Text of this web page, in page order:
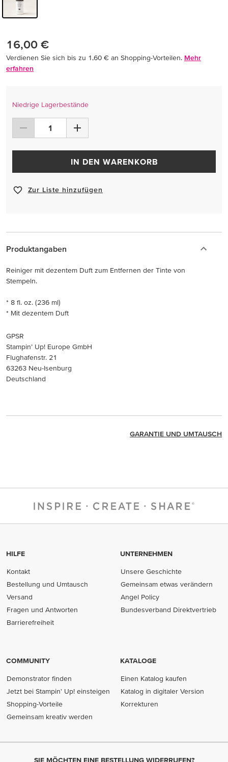
16,00 €
Verdienen Sie sich bis zu 1,60 € an Shopping-Vorteilen. Mehr
erfahren
Niedrige Lagerbestände
IN DEN WARENKORB
Zur Liste hinzufügen
Produktangaben
Reiniger mit dezentem Duft zum Entfernen der Tinte von
Stempeln.
* 8 fl. oz. (236 ml)
* Mit dezentem Duft
GPSR
Stampin’ Up! Europe GmbH
Flughafenstr. 21
63263 Neu-Isenburg
Deutschland
GARANTIE UND UMTAUSCH
HILFE
Kontakt
Bestellung und Umtausch
Versand
Fragen und Antworten
Barrierefreiheit
UNTERNEHMEN
Unsere Geschichte
Gemeinsam etwas verändern
Angel Policy
Bundesverband Direktvertrieb
COMMUNITY
Demonstrator finden
Jetzt bei Stampin' Up! einsteigen
Shopping-Vorteile
Gemeinsam kreativ werden
KATALOGE
Einen Katalog kaufen
Katalog in digitaler Version
Korrekturen
SIE MÖCHTEN EINE BESTELLUNG WIDERRUFEN?